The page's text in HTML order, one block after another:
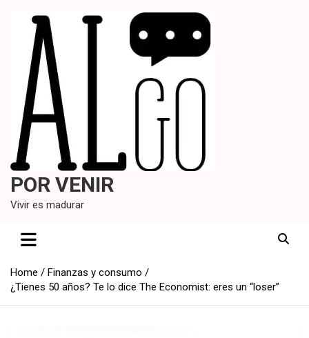
POR VENIR
Vivir es madurar
Home
Finanzas y consumo
¿Tienes 50 años? Te lo dice The Economist: eres un “loser”